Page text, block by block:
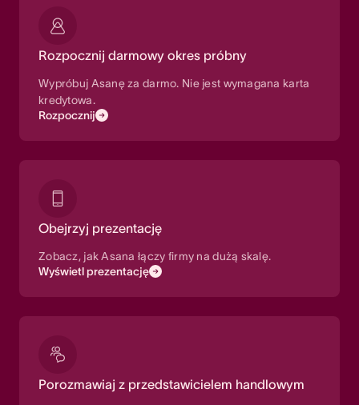
Rozpocznij darmowy okres próbny
Wypróbuj Asanę za darmo. Nie jest wymagana karta
kredytowa.
Rozpocznij
Obejrzyj prezentację
Zobacz, jak Asana łączy firmy na dużą skalę.
Wyświetl prezentację
Porozmawiaj z przedstawicielem handlowym